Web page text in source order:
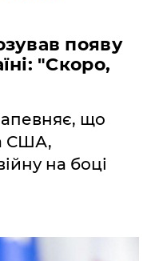
появу
"Скоро,
що
США,
на боці